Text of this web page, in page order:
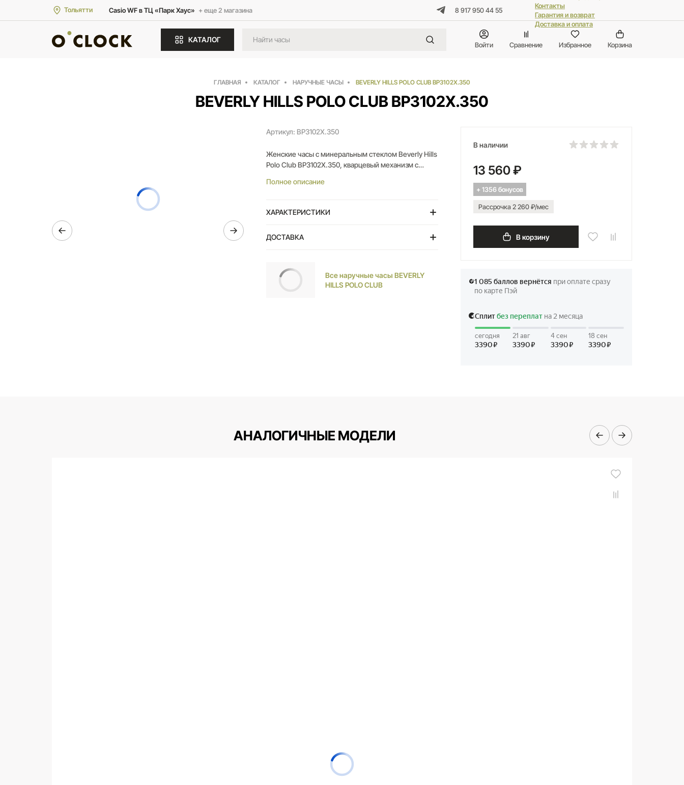
Тольятти Casio WF в ТЦ «Парк Хаус» + еще 2 магазина 8 917 950 44 55
Контакты
Гарантия и возврат
Доставка и оплата
КАТАЛОГ
Войти Сравнение Избранное Корзина
ГЛАВНАЯ КАТАЛОГ НАРУЧНЫЕ ЧАСЫ BEVERLY HILLS POLO CLUB BP3102X.350
BEVERLY HILLS POLO CLUB BP3102X.350
Артикул: BP3102X.350
Женские часы с минеральным стеклом Beverly Hills
Polo Club BP3102X.350, кварцевый механизм с
позволит защитить корпус от случайных брызг или
IP-покрытием черного цвета. Стальной браслет с
Полное описание
ХАРАКТЕРИСТИКИ
ДОСТАВКА
Все наручные часы BEVERLY
HILLS POLO CLUB
В наличии
13 560 ₽
+ 1356 бонусов
Рассрочка 2 260 ₽/мес
В корзину
АНАЛОГИЧНЫЕ МОДЕЛИ